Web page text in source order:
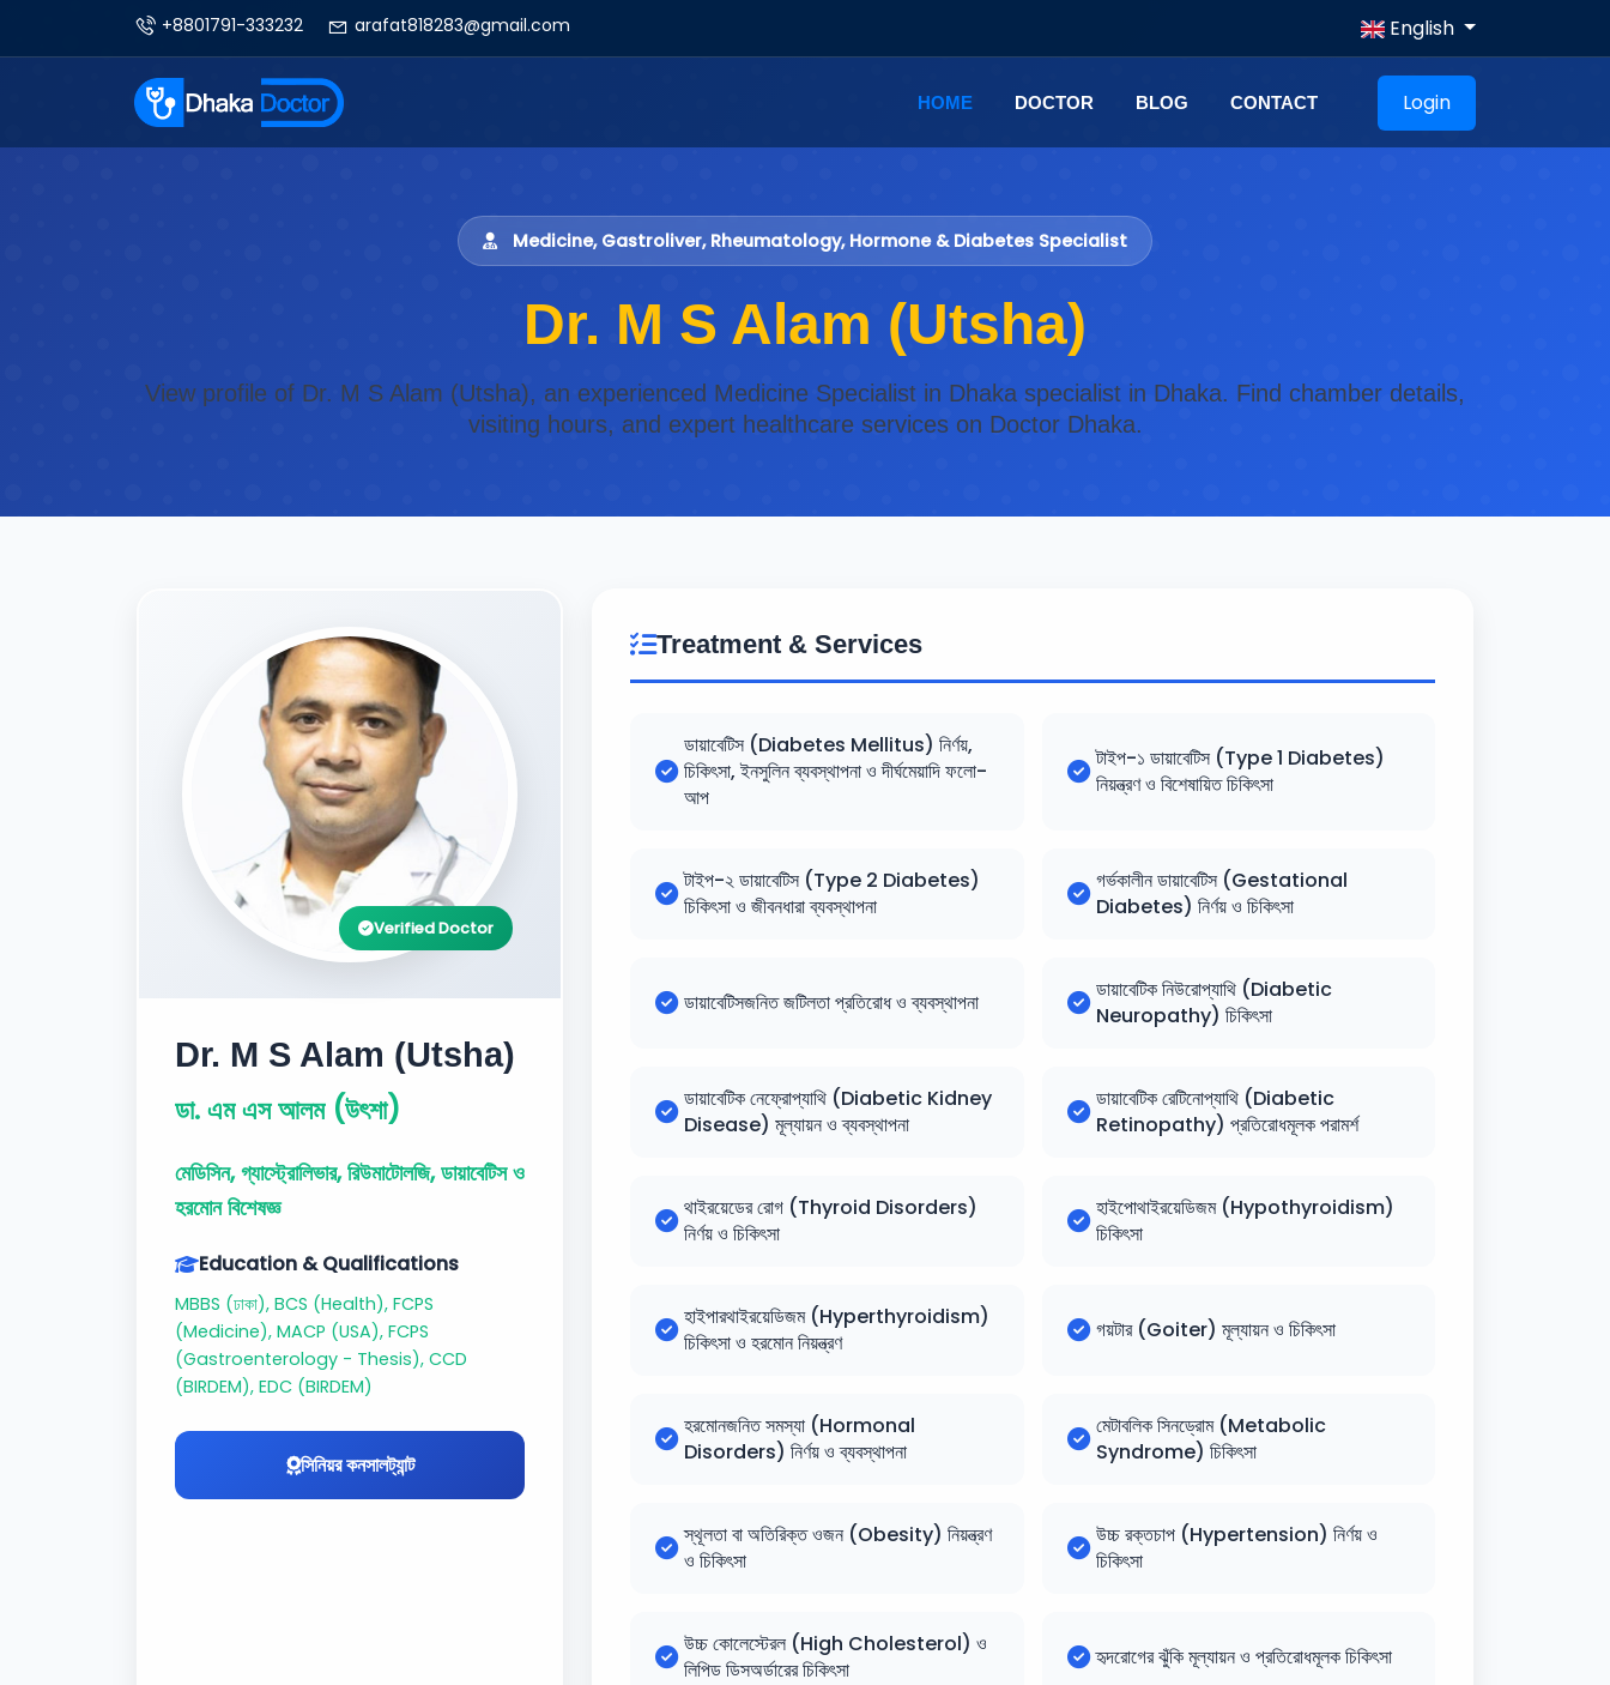
+8801791-333232 arafat818283@gmail.com English
HOME DOCTOR BLOG CONTACT Login
Medicine, Gastroliver, Rheumatology, Hormone & Diabetes Specialist
Dr. M S Alam (Utsha)
View profile of Dr. M S Alam (Utsha), an experienced Medicine Specialist in Dhaka specialist in Dhaka. Find chamber details,
visiting hours, and expert healthcare services on Doctor Dhaka.
Verified Doctor
Dr. M S Alam (Utsha)
ডা. এম এস আলম (উৎশা)
মেডিসিন, গ্যাস্ট্রোলিভার, রিউমাটোলজি, ডায়াবেটিস ও
হরমোন বিশেষজ্ঞ
Education & Qualifications
MBBS (ঢাকা), BCS (Health), FCPS
(Medicine), MACP (USA), FCPS
(Gastroenterology - Thesis), CCD
(BIRDEM), EDC (BIRDEM)
সিনিয়র কনসালট্যান্ট
Treatment & Services
ডায়াবেটিস (Diabetes Mellitus) নির্ণয়,
চিকিৎসা, ইনসুলিন ব্যবস্থাপনা ও দীর্ঘমেয়াদি ফলো-
আপ
টাইপ-১ ডায়াবেটিস (Type 1 Diabetes)
নিয়ন্ত্রণ ও বিশেষায়িত চিকিৎসা
টাইপ-২ ডায়াবেটিস (Type 2 Diabetes)
চিকিৎসা ও জীবনধারা ব্যবস্থাপনা
গর্ভকালীন ডায়াবেটিস (Gestational
Diabetes) নির্ণয় ও চিকিৎসা
ডায়াবেটিসজনিত জটিলতা প্রতিরোধ ও ব্যবস্থাপনা
ডায়াবেটিক নিউরোপ্যাথি (Diabetic
Neuropathy) চিকিৎসা
ডায়াবেটিক নেফ্রোপ্যাথি (Diabetic Kidney
Disease) মূল্যায়ন ও ব্যবস্থাপনা
ডায়াবেটিক রেটিনোপ্যাথি (Diabetic
Retinopathy) প্রতিরোধমূলক পরামর্শ
থাইরয়েডের রোগ (Thyroid Disorders)
নির্ণয় ও চিকিৎসা
হাইপোথাইরয়েডিজম (Hypothyroidism)
চিকিৎসা
হাইপারথাইরয়েডিজম (Hyperthyroidism)
চিকিৎসা ও হরমোন নিয়ন্ত্রণ
গয়টার (Goiter) মূল্যায়ন ও চিকিৎসা
হরমোনজনিত সমস্যা (Hormonal
Disorders) নির্ণয় ও ব্যবস্থাপনা
মেটাবলিক সিনড্রোম (Metabolic
Syndrome) চিকিৎসা
স্থূলতা বা অতিরিক্ত ওজন (Obesity) নিয়ন্ত্রণ
ও চিকিৎসা
উচ্চ রক্তচাপ (Hypertension) নির্ণয় ও
চিকিৎসা
উচ্চ কোলেস্টেরল (High Cholesterol) ও
লিপিড ডিসঅর্ডারের চিকিৎসা
হৃদরোগের ঝুঁকি মূল্যায়ন ও প্রতিরোধমূলক চিকিৎসা